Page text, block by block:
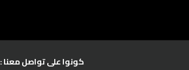
كونوا على تواصل معنا :